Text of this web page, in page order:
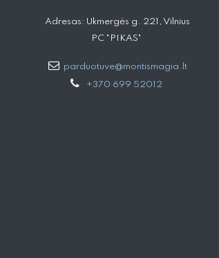
Adresas: Ukmergės g. 221, Vilnius
PC "PIKAS"
parduotuve@montismagia.lt
+370 699 52012